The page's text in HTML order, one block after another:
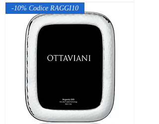
-10% Codice RAGGI10